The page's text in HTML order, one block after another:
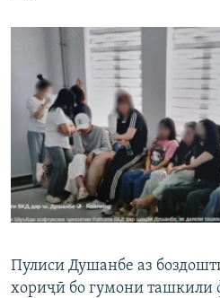
Пулиси Душанбе аз
хориҷӣ бо гумони ташкили